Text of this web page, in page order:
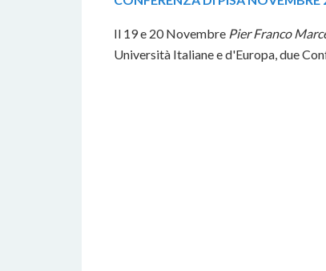
Il 19 e 20 Novembre Pier Franco
Università Italiane e d'Europa, due